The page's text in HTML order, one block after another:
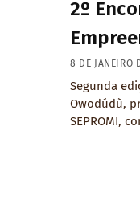
2º
8 DE JANEIRO
Segunda
Owodúdù,
SEPROMI,